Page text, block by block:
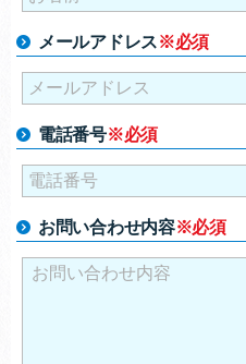
メールアドレス※必須
電話番号※必須
お問い合わせ内容※必須